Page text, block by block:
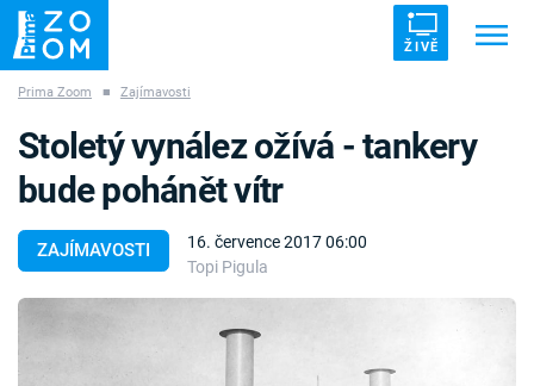
ŽIVĚ
ZÁHADY VETŘELCI DÁVNOVĚKU
Prima Zoom ■ Zajímavosti
ZAJÍMAVOSTI
16. července 2017 06:00
Topi Pigula
Stoletý vynález ožívá - tankery
bude pohánět vítr